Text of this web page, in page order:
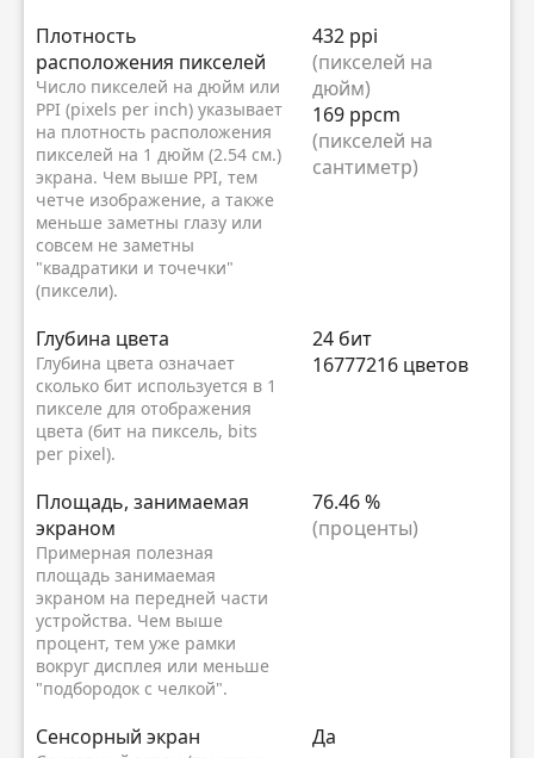
Плотность
расположения пикселей
Число пикселей на дюйм или
PPI (pixels per inch) указывает
на плотность расположения
пикселей на 1 дюйм (2.54 см.)
экрана. Чем выше PPI, тем
четче изображение, а также
меньше заметны глазу или
совсем не заметны
"квадратики и точечки"
(пиксели).
432 ppi
(пикселей на
дюйм)
169 ppcm
(пикселей на
сантиметр)
Глубина цвета
Глубина цвета означает
сколько бит используется в 1
пикселе для отображения
цвета (бит на пиксель, bits
per pixel).
24 бит
16777216 цветов
Площадь, занимаемая
экраном
Примерная полезная
площадь занимаемая
экраном на передней части
устройства. Чем выше
процент, тем уже рамки
вокруг дисплея или меньше
"подбородок с челкой".
76.46 %
(проценты)
Сенсорный экран Да